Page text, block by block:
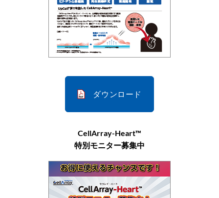
ダウンロード
CellArray-Heart™
特別モニター募集中